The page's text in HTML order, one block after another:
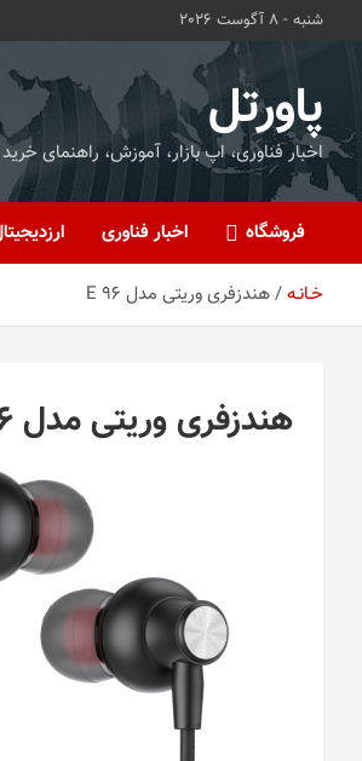
شنبه - 8 آگوست 2026
پاورتل
اخبار فناوری، اپ بازار، آموزش، راهنمای
فروشگاه اخبار فناوری
خـانـه هندزفری وریتی مدل E 96
هندزفری وریتی مدل E 96